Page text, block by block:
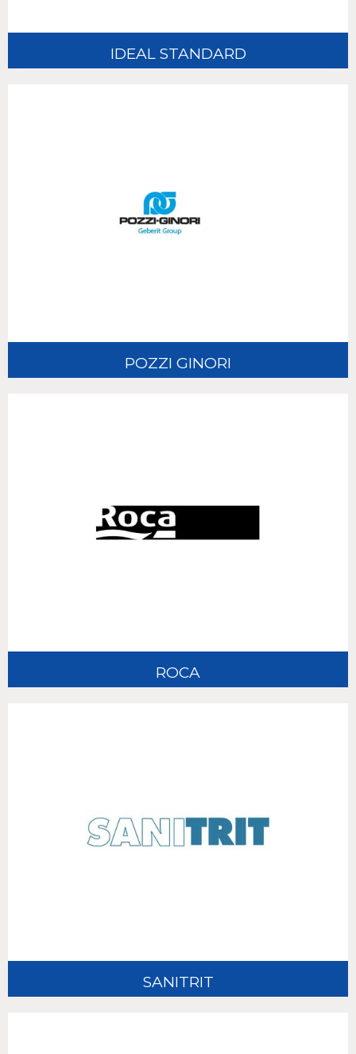
IDEAL STANDARD
POZZI GINORI
ROCA
SANITRIT